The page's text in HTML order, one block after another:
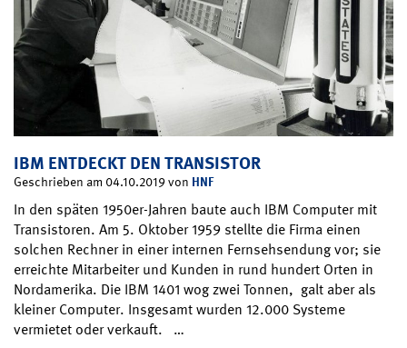
IBM ENTDECKT DEN TRANSISTOR
Geschrieben am 04.10.2019 von HNF
In den späten 1950er-Jahren baute auch IBM Computer mit
Transistoren. Am 5. Oktober 1959 stellte die Firma einen
solchen Rechner in einer internen Fernsehsendung vor; sie
erreichte Mitarbeiter und Kunden in rund hundert Orten in
Nordamerika. Die IBM 1401 wog zwei Tonnen, galt aber als
kleiner Computer. Insgesamt wurden 12.000 Systeme
vermietet oder verkauft. …